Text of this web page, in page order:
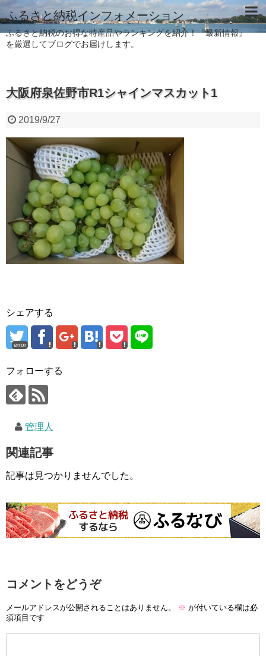
ふるさと納税インフォメーション
ふるさと納税のお得な特産品やランキングを紹介！『最新情報』
を厳選してブログでお届けします。
大阪府泉佐野市R1シャインマスカット1
2019/9/27
シェアする
error
フォローする
管理人
関連記事
記事は見つかりませんでした。
コメントをどうぞ
メールアドレスが公開されることはありません。 ※ が付いている欄は必
須項目です